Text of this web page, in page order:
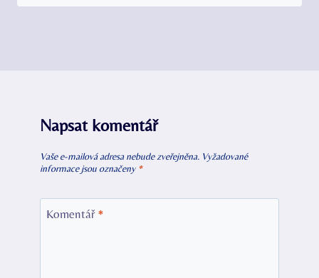
Napsat komentář
Vaše e-mailová adresa nebude zveřejněna. Vyžadované
informace jsou označeny *
Komentář *